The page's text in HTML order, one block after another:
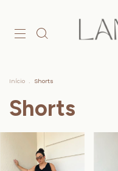
Início Shorts
Shorts